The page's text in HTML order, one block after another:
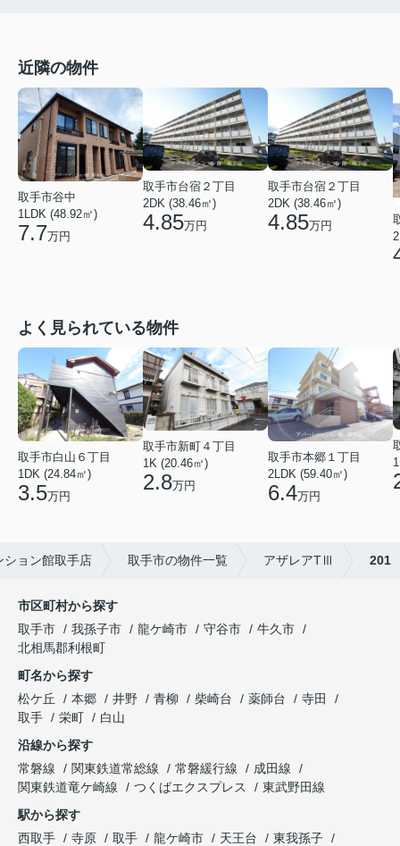
近隣の物件
取手市谷中
1LDK (48.92㎡)
7.7万円
取手市台宿２丁目
2DK (38.46㎡)
4.85万円
取手市台宿２丁目
2DK (38.46㎡)
4.85万円
よく見られている物件
取手市白山６丁目
1DK (24.84㎡)
3.5万円
取手市新町４丁目
1K (20.46㎡)
2.8万円
取手市本郷１丁目
2LDK (59.40㎡)
6.4万円
ション館取手店 取手市の物件一覧 アザレアTⅢ 201
市区町村から探す
取手市
我孫子市 龍ケ崎市 守谷市
牛久市
北相馬郡利根町
町名から探す
松ケ丘
本郷 井野 青柳 柴崎台 薬師台
寺田
取手
栄町
白山
沿線から探す
常磐線
関東鉄道常総線 常磐緩行線
成田線
関東鉄道竜ケ崎線
つくばエクスプレス
東武野田線
駅から探す
西取手
寺原 取手 龍ケ崎市 天王台
東我孫子